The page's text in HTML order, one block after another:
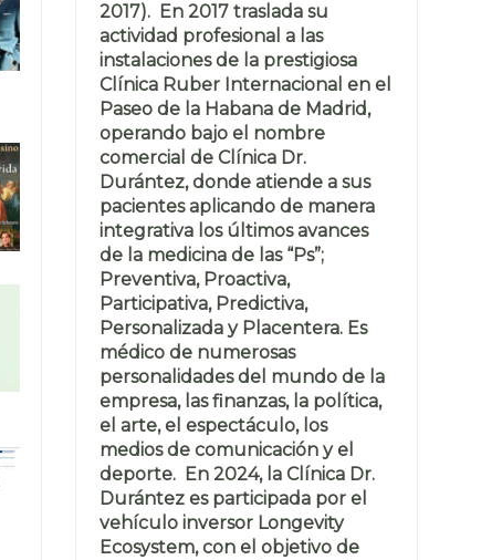
2017). En 2017 traslada su
actividad profesional a las
instalaciones de la prestigiosa
Clínica Ruber Internacional en el
Paseo de la Habana de Madrid,
operando bajo el nombre
comercial de Clínica Dr.
Durántez, donde atiende a sus
pacientes aplicando de manera
integrativa los últimos avances
de la medicina de las “Ps”;
Preventiva, Proactiva,
Participativa, Predictiva,
Personalizada y Placentera. Es
médico de numerosas
personalidades del mundo de la
empresa, las finanzas, la política,
el arte, el espectáculo, los
medios de comunicación y el
deporte. En 2024, la Clínica Dr.
Durántez es participada por el
vehículo inversor Longevity
Ecosystem, con el objetivo de